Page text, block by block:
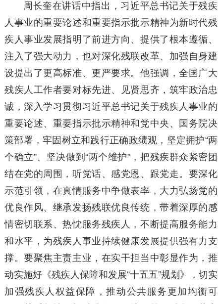
周长奎在讲话中指出，习近平总书记关于残疾
人事业的重要论述和重要指示批示精神为新时代残
疾人事业发展指明了前进方向、提供了根本遵循、
注入了强大动力，也对深化残联改革、加强自身建
设提出了更高标准、更严要求。他强调，全国广大
残疾人工作者要对标先进、见贤思齐，筑牢政治忠
诚，深入学习贯彻习近平总书记关于残疾人事业的
重要论述、重要指示批示精神和党中央、国务院决
策部署，牢固树立和践行正确政绩观，坚定拥护“两
个确立”、坚决做到“两个维护”，把残疾群众紧密团
结在党的周围，听党话、感党恩、跟党走。要深化
示范引领，在真情服务中争做表率，大力弘扬党的
优良作风、继承发扬残联优良传统，带着深厚的感
情密切联系、热忱服务残疾人，不断提高服务能力
和水平，为残疾人事业持续健康发展提供强有力支
撑。要聚焦主责主业，在实干担当中彰显作为，推
动实施好《残疾人保障和发展“十五五”规划》，切实
加强残疾人权益保障，推动公共服务更加均衡可